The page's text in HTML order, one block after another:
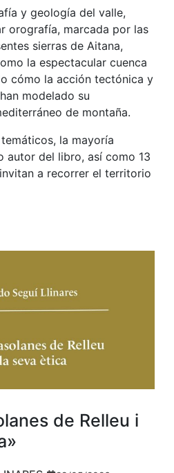
y geología del valle,
orografía, marcada por las
sierras de Aitana,
la espectacular cuenca
cómo la acción tectónica y
modelado su
de montaña.
la mayoría
autor del libro, así como 13
a recorrer el territorio
de Relleu i